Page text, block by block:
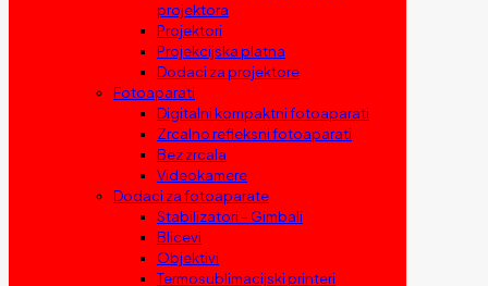
projektora
Projektori
Projekcijska platna
Dodaci za projektore
Fotoaparati
Digitalni kompaktni fotoaparati
Zrcalno refleksni fotoaparati
Bez zrcala
Videokamere
Dodaci za fotoaparate
Stabilizatori – Gimbali
Blicevi
Objektivi
Termosublimacijski printeri